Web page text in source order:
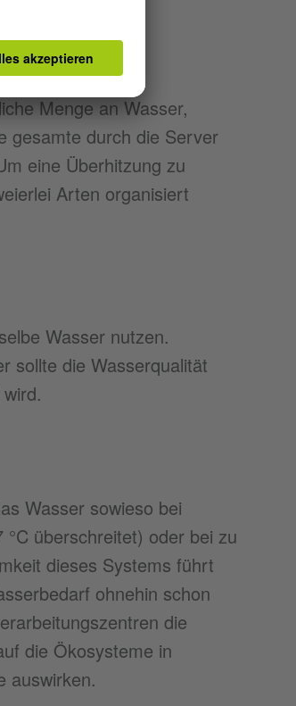
Menge an Wasser,
gesamte durch die Server
eine Überhitzung zu
Arten organisiert
Wasser nutzen.
sollte die Wasserqualität
Wasser sowieso bei
überschreitet) oder bei zu
dieses Systems führt
ohnehin schon
die
die Ökosysteme in
auswirken.